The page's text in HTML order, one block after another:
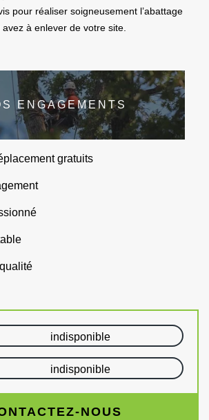
pour réaliser soigneusement l’abattage
à enlever de votre site.
ENGAGEMENTS
gratuits
indisponible
indisponible
NOUS